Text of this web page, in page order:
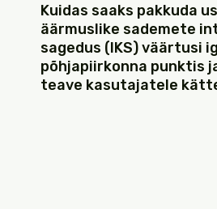
Kuidas saaks pakkuda
äärmuslike sademete
sagedus (IKS) väärtusi
põhjapiirkonna punktis
teave kasutajatele